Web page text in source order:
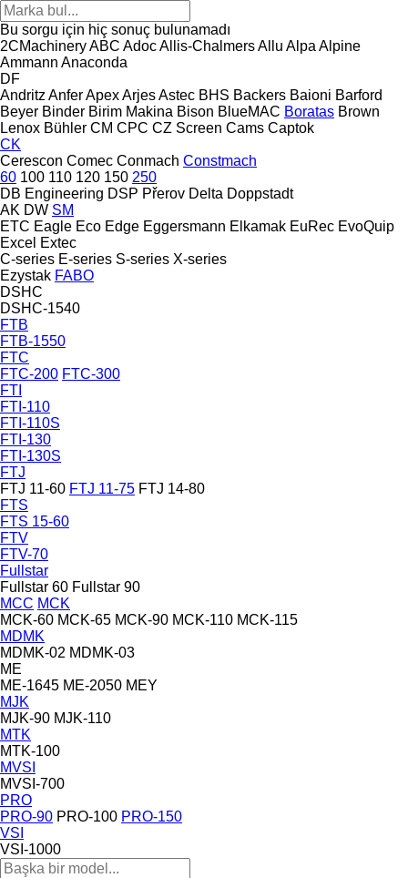
Bu sorgu için hiç sonuç bulunamadı
2CMachineryABC AdocAllis-ChalmersAllu Alpa Alpine
Ammann Anaconda
DF
Andritz AnferApexArjesAstec BHS Backers Baioni Barford
Beyer Binder Birim Makina Bison BlueMAC Boratas Brown
Lenox Bühler CM CPC CZ Screen Cams Captok
CK
Cerescon Comec Conmach Constmach
60 100 110 120 150 250
DB Engineering DSP Přerov Delta Doppstadt
AK DW SM
ETC Eagle Eco Edge Eggersmann Elkamak EuRec EvoQuip
Excel Extec
C-series E-series S-series X-series
Ezystak FABO
DSHC
DSHC-1540
FTB
FTB-1550
FTC
FTC-200 FTC-300
FTI
FTI-110
FTI-110S
FTI-130
FTI-130S
FTJ
FTJ 11-60 FTJ 11-75 FTJ 14-80
FTS
FTS 15-60
FTV
FTV-70
Fullstar
Fullstar 60 Fullstar 90
MCC MCK
MCK-60 MCK-65 MCK-90 MCK-110 MCK-115
MDMK
MDMK-02 MDMK-03
ME
ME-1645 ME-2050 MEY
MJK
MJK-90 MJK-110
MTK
MTK-100
MVSI
MVSI-700
PRO
PRO-90 PRO-100 PRO-150
VSI
VSI-1000